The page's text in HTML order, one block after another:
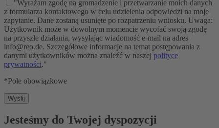
"Wyrażam zgodę na gromadzenie i przetwarzanie moich danych
z formularza kontaktowego w celu udzielenia odpowiedzi na moje
zapytanie. Dane zostaną usunięte po rozpatrzeniu wniosku. Uwaga:
Użytkownik może w dowolnym momencie wycofać swoją zgodę
na przyszłe działania, wysyłając wiadomość e-mail na adres
info@reo.de. Szczegółowe informacje na temat postępowania z
danymi użytkowników można znaleźć w naszej polityce
prywatności."
*Pole obowiązkowe
Jesteśmy do Twojej dyspozycji